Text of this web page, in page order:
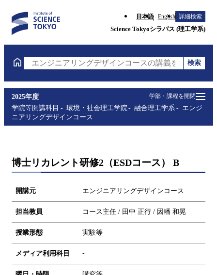
日本語 English 詳細検索
Science Tokyoシラバス (理工学系)
エンジニアリングデザインコースの講義を検索（講
検索
学部・課程を開閉
2025年度
学院等開講科目
環境・社会理工学院 融合理工学系
エンジ
ニアリングデザインコース
博士リカレント研修2（ESDコース） B
開講元 エンジニアリングデザインコース
担当教員 コース主任 / 田中 正行 / 因幡 和晃
授業形態 実験等
メディア利用科目 -